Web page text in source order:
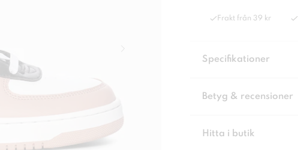
Frakt från 39 kr
Specifikationer
Betyg & recensioner
Hitta i butik